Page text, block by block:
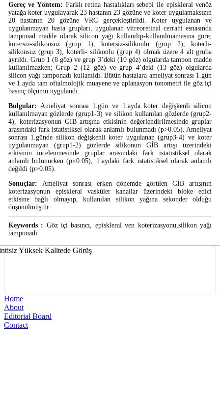
Gereç ve Yöntem: Farklı retina hastalıkları sebebi ile episkleral venöz
yatağa koter uygulayarak 23 hastanın 23 gözüne ve koter uygulamaksızın
20 hastanın 20 gözüne VRC gerçekleştirildi. Koter uygulanan ve
uygulanmayan hasta grupları, uygulanan vitreoretinal cerrahi esnasında
tamponad madde olarak silicon yağı kullanılıp-kullanılmamasına göre;
kotersiz-silikonsuz (grup 1), kotersiz-silikonlu (grup 2), koterli-
silikonsuz (grup 3), koterli- silikonlu (grup 4) olmak üzere 4 alt gruba
ayrıldı. Grup 1 (8 göz) ve grup 3’deki (10 göz) olgularda tampon madde
kullanılmazken; Grup 2 (12 göz) ve grup 4’deki (13 göz) olgularda
silicon yağı tamponadı kullanıldı. Bütün hastalara ameliyat sonrası 1.gün
ve 1.ayda tam oftalmolojik muayene ve aplanasyon tonometri ile göz içi
basınç ölçümü uygulandı.
Bulgular: Ameliyat sonrası 1.gün ve 1.ayda koter değişkenli silicon
kullanılmayan gözlerde (grup1-3) ve silikon kullanılan gözlerde (grup2-
4), koterizasyonun GİB artışına etkisinin değerlendirilmesinde gruplar
arasındaki fark istatistiksel olarak anlamlı bulunmadı (p>0.05). Ameliyat
sonrası 1.günde silikon değişkenli koter uygulanan (grup3-4) ve koter
uygulanmayan (grup1-2) gözlerde silikonun GİB artışı üzerindeki
etkisinin incelenmesinde gruplar arasındaki fark istatistiksel olarak
anlamlı bulunurken (p≤0.05), 1.aydaki fark istatistiksel olarak anlamlı
değildi (p>0.05).
Sonuçlar: Ameliyat sonrası erken dönemde görülen GİB artışının
koterizasyonun episkleral vasküler kanallar üzerindeki bloke edici
etkisine bağlı olmayıp, kullanılan silikon yağına sekonder olduğu
düşünülmüştür.
Keywords : Göz içi basıncı, episkleral ven koterizasyonu,silikon yağı
tamponadı
Home
About
Editorial Board
Contact